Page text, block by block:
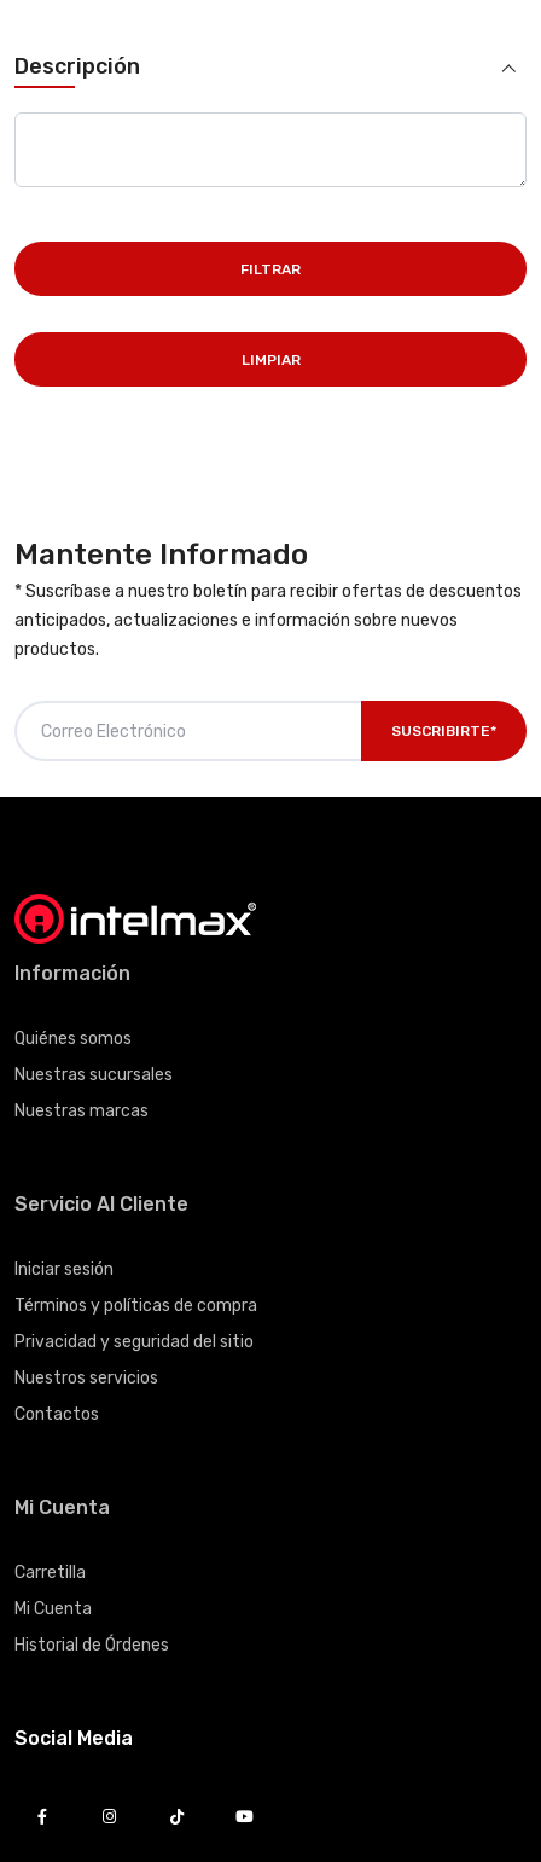
Descripción
FILTRAR
LIMPIAR
Mantente Informado
* Suscríbase a nuestro boletín para recibir ofertas de descuentos
anticipados, actualizaciones e información sobre nuevos
productos.
SUSCRIBIRTE*
Información
Quiénes somos
Nuestras sucursales
Nuestras marcas
Servicio Al Cliente
Iniciar sesión
Términos y políticas de compra
Privacidad y seguridad del sitio
Nuestros servicios
Contactos
Mi Cuenta
Carretilla
Mi Cuenta
Historial de Órdenes
Social Media